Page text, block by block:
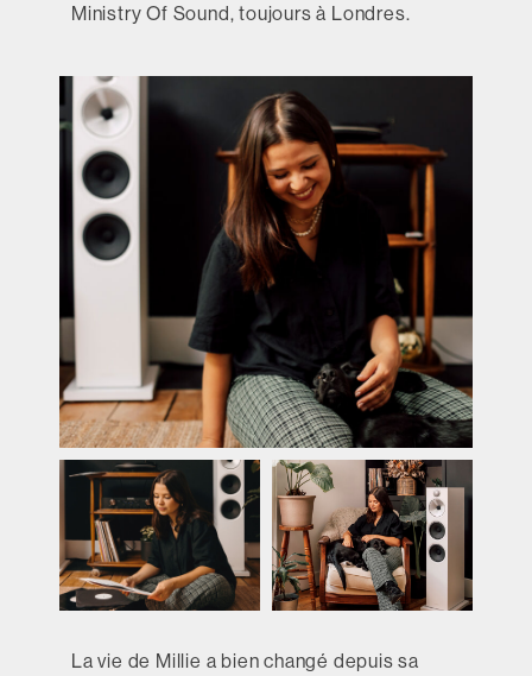
Ministry Of Sound, toujours à Londres.
La vie de Millie a bien changé depuis sa